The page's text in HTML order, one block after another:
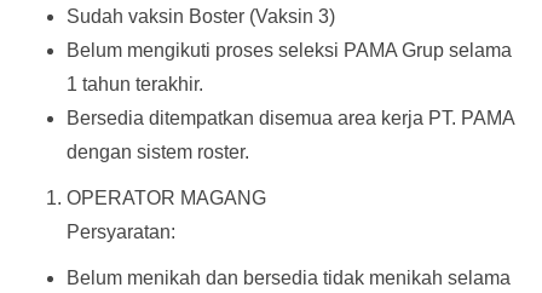
Sudah vaksin Boster (Vaksin 3)
Belum mengikuti proses seleksi PAMA Grup selama
1 tahun terakhir.
Bersedia ditempatkan disemua area kerja PT. PAMA
dengan sistem roster.
OPERATOR MAGANG
Persyaratan:
Belum menikah dan bersedia tidak menikah selama